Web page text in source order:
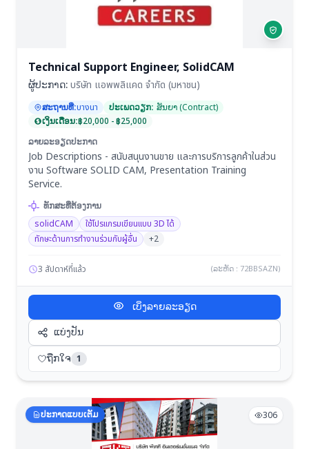
Technical Support Engineer, SolidCAM
ຜູ້ປະກາດ:บริษัท แอพพลิแคด จํากัด (มหาชน)
ສະຖານທີ່:บางนา ປະເພດວຽກ: ສັນຍາ (Contract)
ເງິນເດືອນ:฿20,000 - ฿25,000
ລາຍລະອຽດປະກາດ
Job Descriptions - สนับสนุนงานขาย และการบริการลูกค้าในส่วน
งาน Software SOLID CAM, Presentation Training
Service.
ທັກສະທີ່ຕ້ອງການ
solidCAM
ใช้โปรแกรมเขียนแบบ 3D ได้
ทักษะด้านการทำงานร่วมกับผู้อื่น
+2
3 สัปดาห์ที่แล้ว (ລະຫັດ : 72BBSAZN)
ເບິ່ງລາຍລະອຽດ
ແບ່ງປັນ
ຖືກໃຈ 1
ປະກາດແບບເຕັມ 306